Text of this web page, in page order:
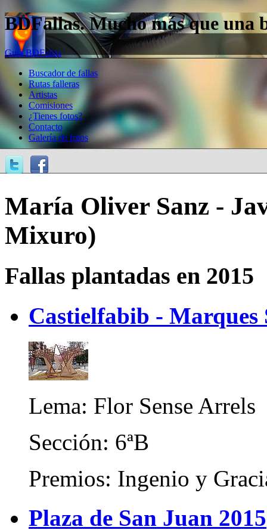
BDFallas. Mucho más que una
Guía BDFallas
Buscador de fallas
Rutas falleras
Artistas
Comisiones
¿Tienes fotos?
Contacto
Galería de fotos
María Oliver Sanz -
Mixuro)
Fallas plantadas en 2015
Castielfabib - Marques
Lema: Flor Sense Arrels
Sección: 6ªB
Premios: Ingenio y
Plaza de San Juan 2015